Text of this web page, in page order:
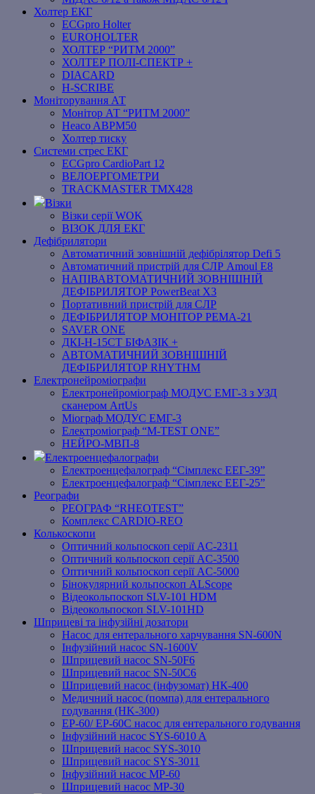
Холтер ЕКГ
ECGpro Holter
EUROHOLTER
ХОЛТЕР “РИТМ 2000”
ХОЛТЕР ПОЛІ-СПЕКТР +
DIACARD
H-SCRIBE
Моніторування АТ
Монітор АТ “РИТМ 2000”
Heaco ABPM50
Холтер тиску
Системи стрес ЕКГ
ECGpro CardioPart 12
ВЕЛОЕРГОМЕТРИ
TRACKMASTER TMX428
Візки
Візки серії WOK
ВІЗОК ДЛЯ ЕКГ
Дефібрилятори
Автоматичний зовнішній дефібрілятор Defi 5
Автоматичний пристрій для СЛР Amoul E8
НАПІВАВТОМАТИЧНИЙ ЗОВНІШНІЙ
ДЕФІБРИЛЯТОР PowerBeat X3
Портативний пристрій для СЛР
ДЕФІБРИЛЯТОР МОНІТОР РЕМА-21
SAVER ONE
ДКІ-Н-15СТ БІФАЗІК +
АВТОМАТИЧНИЙ ЗОВНІШНІЙ
ДЕФІБРИЛЯТОР RHYTHM
Електронейроміографи
Електронейроміограф МОДУС ЕМГ-3 з УЗД
сканером ArtUs
Міограф МОДУС ЕМГ-3
Електроміограф “M-TEST ONE”
НЕЙРО-МВП-8
Електроенцефалографи
Електроенцефалограф “Сімплекс ЕЕГ-39”
Електроенцефалограф “Сімплекс ЕЕГ-25”
Реографи
РЕОГРАФ “RHEOTEST”
Комплекс CARDIO-REO
Колькоскопи
Оптичний кольпоскоп серії AC-2311
Оптичний кольпоскоп серії AC-3500
Оптичний кольпоскоп серії AC-5000
Бінокулярний кольпоскоп ALScope
Відеокольпоскоп SLV-101 HDM
Відеокольпоскоп SLV-101HD
Шприцеві та інфузійні дозатори
Насос для ентерального харчування SN-600N
Інфузійний насос SN-1600V
Шприцевий насос SN-50F6
Шприцевий насос SN-50C6
Шприцевий насос (інфузомат) НК-400
Медичний насос (помпа) для ентерального
годування (HK-300)
EP-60/ EP-60C насос для ентерального годування
Інфузійний насос SYS-6010 A
Шприцевий насос SYS-3010
Шприцевий насос SYS-3011
Інфузійний насос MP-60
Шприцевий насос MP-30